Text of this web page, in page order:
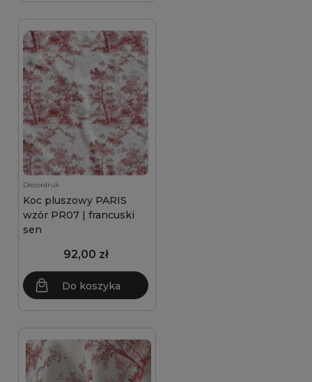
Decordruk
Koc pluszowy PARIS
wzór PR07 | francuski
sen
92,00 zł
Do koszyka